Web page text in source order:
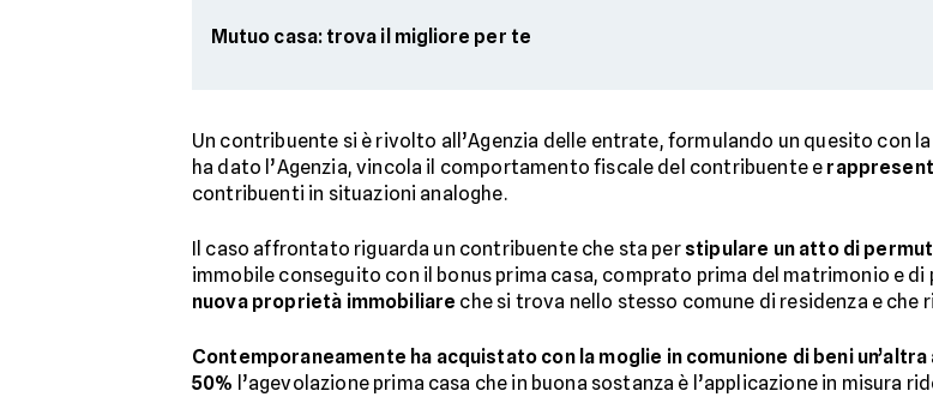
Mutuo casa: trova il migliore per te
Un contribuente si è rivolto all’Agenzia delle entrate, formulando un quesito con
ha dato l’Agenzia, vincola il comportamento fiscale del contribuente e
contribuenti in situazioni analoghe.
Il caso affrontato riguarda un contribuente che sta per stipulare un atto di
immobile conseguito con il bonus prima casa, comprato prima del matrimonio e
nuova proprietà immobiliare che si trova nello stesso comune di residenza e che
Contemporaneamente ha acquistato con la moglie in comunione di beni
50% l’agevolazione prima casa che in buona sostanza è l’applicazione in misura